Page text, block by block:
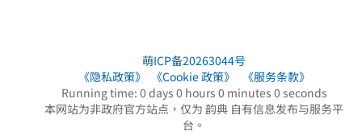
萌ICP备20263044号
《隐私政策》
《Cookie 政策》
《服务条款》
Running time: 0 days 0 hours 0 minutes 0 seconds
本网站为非政府官方站点，仅为 韵典 自有信息发布与服务平
台。